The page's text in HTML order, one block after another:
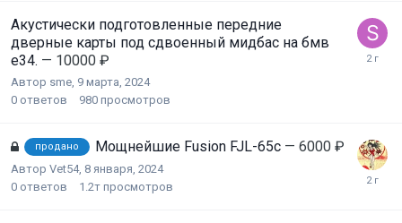
Акустически подготовленные передние
дверные карты под сдвоенный мидбас на бмв
е34. — 10000 ₽
Автор sme 9 марта, 2024
0 ответов 980 просмотров
продано Мощнейшие Fusion FJL-65c — 6000 ₽
Автор Vet54, 8 января, 2024
0 ответов 1.2т просмотров